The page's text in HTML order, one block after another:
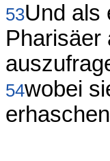
53Und als
Pharisäer
54wobei
erhaschen